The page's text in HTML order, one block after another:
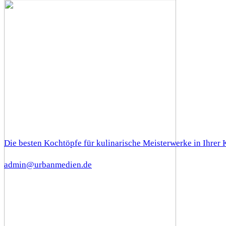
Die besten Kochtöpfe für kulinarische Meisterwerke in Ihrer
admin@urbanmedien.de